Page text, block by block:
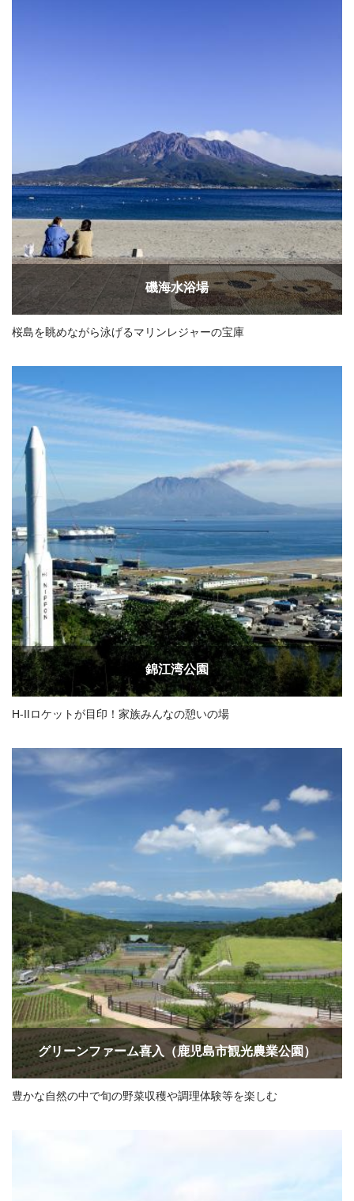
磯海水浴場
桜島を眺めながら泳げるマリンレジャーの宝庫
錦江湾公園
H-IIロケットが目印！家族みんなの憩いの場
グリーンファーム喜入（鹿児島市観光農業公園）
豊かな自然の中で旬の野菜収穫や調理体験等を楽しむ